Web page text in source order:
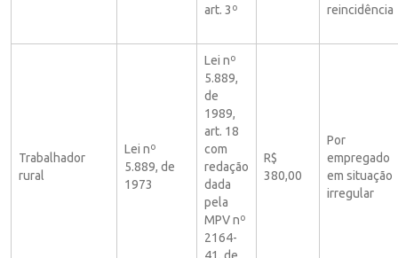
art. 3º
reincidência
Trabalhador
rural
Lei nº
5.889, de
1973
Lei nº
5.889,
de
1989,
art. 18
com
redação
dada
pela
MPV nº
2164-
41, de
R$
380,00
Por
empregado
em situação
irregular